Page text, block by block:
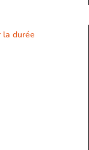
la durée